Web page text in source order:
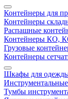
Контейнеры для
Контейнеры
Распашные
Контейнеры КО,
Грузовые
Контейнеры
Шкафы для
Тумбы